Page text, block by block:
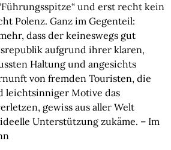
und erst recht kein
Polenz. Ganz im Gegenteil:
dass der keineswegs gut
aufgrund ihrer klaren,
Haltung und angesichts
von fremden Touristen, die
leichtsinniger Motive das
gewiss aus aller Welt
Unterstützung zukäme. – Im